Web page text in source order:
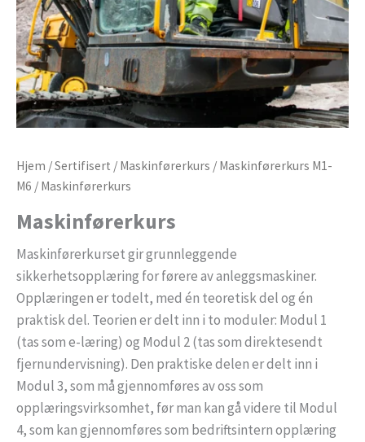
Hjem /Sertifisert / Maskinførerkurs / Maskinførerkurs M1-
M6 / Maskinførerkurs
Maskinførerkurs
Maskinførerkurset gir grunnleggende
sikkerhetsopplæring for førere av anleggsmaskiner.
Opplæringen er todelt, med én teoretisk del og én
praktisk del. Teorien er delt inn i to moduler: Modul 1
(tas som e-læring) og Modul 2 (tas som direktesendt
fjernundervisning). Den praktiske delen er delt inn i
Modul 3, som må gjennomføres av oss som
opplæringsvirksomhet, før man kan gå videre til Modul
4, som kan gjennomføres som bedriftsintern opplæring